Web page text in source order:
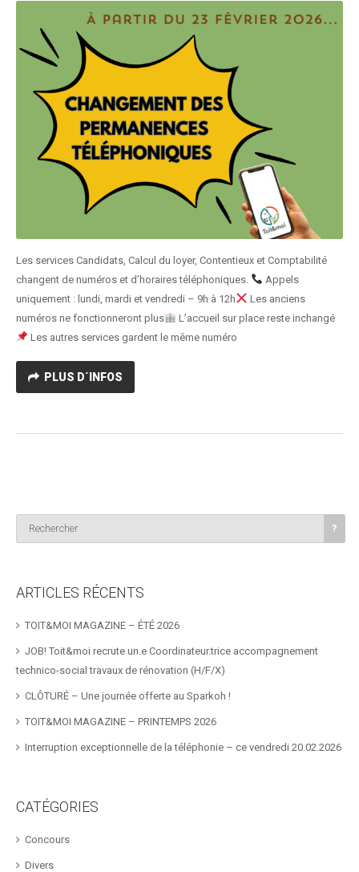
Les services Candidats, Calcul du loyer, Contentieux et Comptabilité
changent de numéros et d’horaires téléphoniques.
Appels
uniquement : lundi, mardi et vendredi – 9h à 12h
Les anciens
numéros ne fonctionneront plus
L’accueil sur place reste inchangé
Les autres services gardent le même numéro
PLUS D´INFOS
ARTICLES RÉCENTS
TOIT&MOI MAGAZINE – ÉTÉ 2026
JOB! Toit&moi recrute un.e Coordinateur.trice accompagnement
technico-social travaux de rénovation (H/F/X)
CLÔTURÉ – Une journée offerte au Sparkoh !
TOIT&MOI MAGAZINE – PRINTEMPS 2026
Interruption exceptionnelle de la téléphonie – ce vendredi 20.02.2026
CATÉGORIES
Concours
Divers